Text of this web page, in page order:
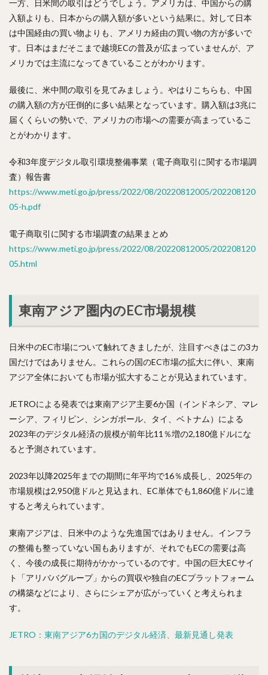
一方、日米間の取引はどうでしょう。アメリカは、中国からの購
入額よりも、日本からの購入額が多いという結果に。対して日本
は中国経由の買い物よりも、アメリカ経由の買い物の方が多いで
す。日本はまだそこまで越境ECの普及が広まっていませんが、ア
メリカでは主流になってきていることがわかります。
最後に、米中間の取引を見てみましょう。やはりこちらも、中国
の購入額の方が圧倒的に多い結果となっています。購入額は3兆に
届くくらいの勢いで、アメリカの市場への需要が高まっているこ
とがわかります。
令和3年度デジタル取引環境整備事業（電子商取引に関する市場調
査）報告書
https://www.meti.go.jp/press/2022/08/20220812005/202208120
05-h.pdf
電子商取引に関する市場調査の結果まとめ
https://www.meti.go.jp/press/2022/08/20220812005/202208120
05.html
東南アジア圏内のEC市場規模
日米中のEC市場について触れてきましたが、注目すべきはこの3カ
国だけではありません。これらの国のEC市場の拡大に伴い、東南
アジア全体においても市場が拡大することが見込まれています。
JETROによる発表では東南アジア主要6か国（インドネシア、マレ
ーシア、フィリピン、シンガポール、タイ、ベトナム）による
2023年のデジタル経済の規模が前年比11％増の2,180億ドルにな
ると予測されています。
2023年以降2025年までの期間に年平均で16％成長し、2025年の
市場規模は2,950億ドルと見込まれ、EC単体でも1,860億ドルに達
すると考えられています。
東南アジアは、日米中のような先進国ではありません。インフラ
の整備も整っていない国もありますが、それでもECの需要は高
く、今後の成長に期待がかかっているのです。中国の巨大ECサイ
ト「アリババグループ」からの買収や独自のECプラットフォーム
の構築などにより、さらにシェアが広がっていくと考えられま
す。
JETRO：東南アジア6カ国のデジタル経済、最新見通し発表